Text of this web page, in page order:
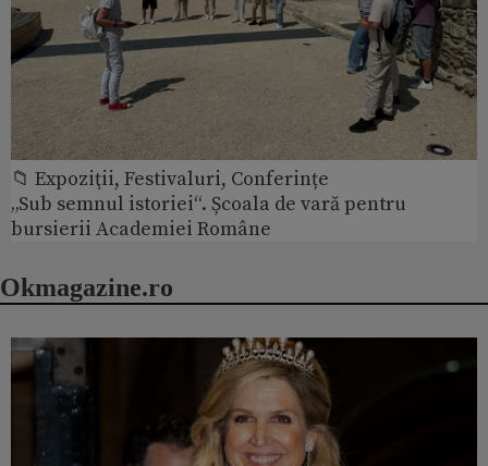
📁 Expoziţii, Festivaluri, Conferințe
„Sub semnul istoriei“. Școala de vară pentru
bursierii Academiei Române
Okmagazine.ro